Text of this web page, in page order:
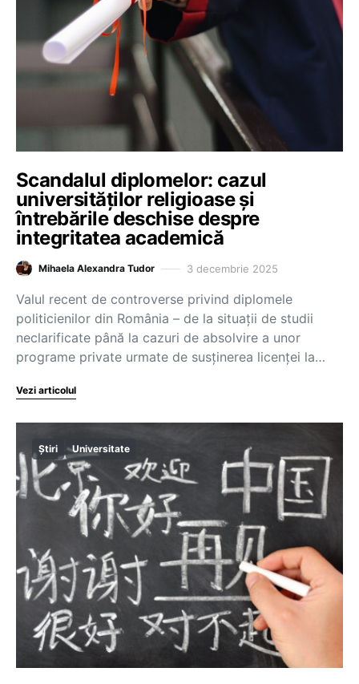
Scandalul diplomelor: cazul
universităților religioase și
întrebările deschise despre
integritatea academică
Mihaela Alexandra Tudor 3 decembrie 2025
Valul recent de controverse privind diplomele
politicienilor din România – de la situații de studii
neclarificate până la cazuri de absolvire a unor
programe private urmate de susținerea licenței la…
Vezi articolul
Știri Universitate